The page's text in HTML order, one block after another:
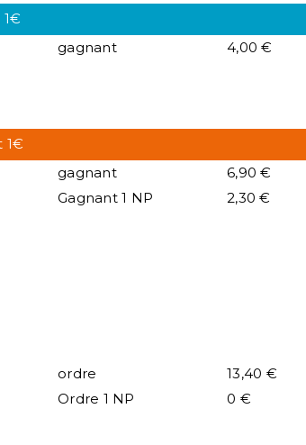
gagnant 4,00 €
1€
gagnant
6,90 €
Gagnant 1 NP 2,30 €
ordre
13,40 €
Ordre 1 NP 0 €